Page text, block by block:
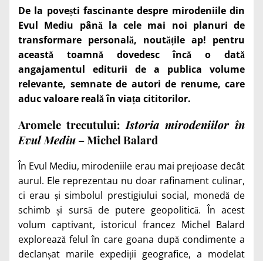
De la povești fascinante despre mirodeniile din
Evul Mediu până la cele mai noi planuri de
transformare personală, noutățile ap! pentru
această toamnă dovedesc încă o dată
angajamentul editurii de a publica volume
relevante, semnate de autori de renume, care
aduc valoare reală în viața cititorilor.
Aromele trecutului:Istoria mirodeniilor în
Evul Mediu – Michel Balard
În Evul Mediu, mirodeniile erau mai prețioase decât
aurul. Ele reprezentau nu doar rafinament culinar,
ci erau și simbolul prestigiului social, monedă de
schimb și sursă de putere geopolitică. În acest
volum captivant, istoricul francez Michel Balard
explorează felul în care goana după condimente a
declanșat marile expediții geografice, a modelat